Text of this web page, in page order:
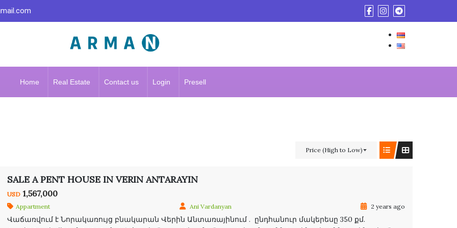
Home Real Estate Contact us Login Presell
Price (High to Low)
SALE A PENT HOUSE IN VERIN ANTARAYIN
USD 1,567,000
Appartment Ani Vardanyan 2 years ago
Վաճառվում է Նորակառույց բնակարան Վերին Անտառայինում . ընդհանուր մակերեսը 350 քմ.